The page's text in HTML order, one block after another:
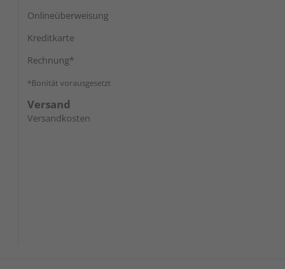
Onlineüberweisung
Kreditkarte
Rechnung*
*Bonität vorausgesetzt
Versand
Versandkosten